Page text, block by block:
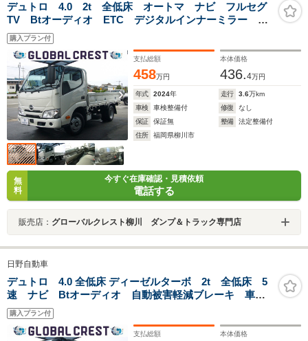
デュトロ 4.0 2t 全低床 オートマ ナビ フルセグ
TV Btオーディオ ETC デジタルインナーミラー バ
ックモニター 自動被害軽減ブレーキ 車線逸脱警報 P
センサー オートLEDヘッドライト 電動ミラー 荷台
鉄板張り
購入プラン付
支払総額
458万円
本体価格
436.4万円
年式 2024年 走行 3.6万km
車検
車検整備付 修復
なし
保証
保証無 整備
法定整備付
住所
福岡県柳川市
無
料
今すぐ在庫確認・見積依頼
電話する
販売店： グローバルクレスト柳川 ダンプ＆トラック専門店
日野自動車
デュトロ 4.0 全低床 ディーゼルターボ 2t 全低床 5
速 ナビ Btオーディオ 自動被害軽減ブレーキ 車線
逸脱警報・横滑り防止装置 坂道発進補助装置 LEDフ
ォグランプ 電動ミラー インフォメーションモニタ
ー 荷台新塗装済み 荷台マット5mm
購入プラン付
支払総額 本体価格